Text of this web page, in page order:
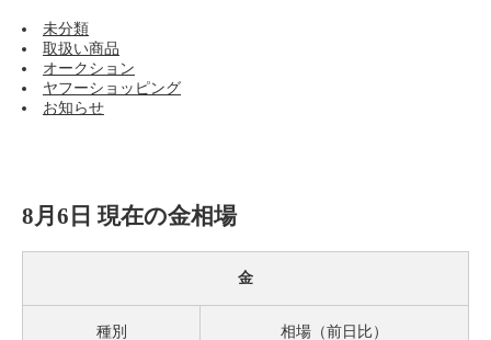
未分類
取扱い商品
オークション
ヤフーショッピング
お知らせ
8月6日 現在の金相場
金
種別 相場（前日比）